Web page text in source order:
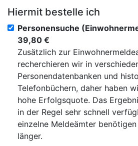
Hiermit bestelle ich
Personensuche
39,80 €
Zusätzlich zur
recherchieren wir in
Personendatenbanken und
Telefonbüchern, daher haben
hohe Erfolgsquote. Das
in der Regel sehr schnell
einzelne Meldeämter
länger.